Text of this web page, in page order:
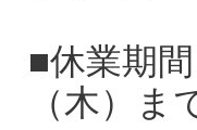
■休業期
（木）ま